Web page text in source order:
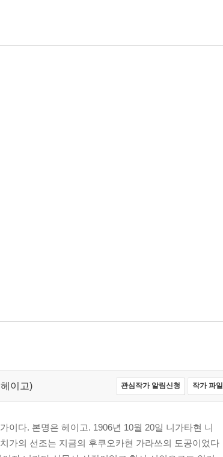
이고) 관심작가 알림신청 작가 파일
이다. 본명은 헤이고. 1906년 10월 20일 니가타현 니
가의 선조는 지금의 후쿠오카현 가라쓰의 도공이었다